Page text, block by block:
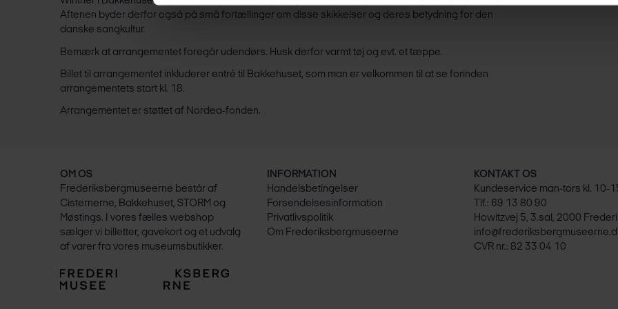
Aftenen byder derfor også på små fortællinger om disse skikkelser og deres betydning for den
danske sangkultur.
Bemærk at arrangementet foregår udendørs. Husk derfor varmt tøj og evt. et tæppe.
Billet til arrangementet inkluderer entré til Bakkehuset, som man er velkommen til at se forinden
arrangementets start kl. 18.
Arrangementet er støttet af Nordea-fonden.
OM OS
Frederiksbergmuseerne består af
Cisternerne, Bakkehuset, STORM og
Møstings. I vores fælles webshop
sælger vi billetter, gavekort og et udvalg
af varer fra vores museumsbutikker.
INFORMATION
Handelsbetingelser
Forsendelsesinformation
Privatlivspolitik
Om Frederiksbergmuseerne
KONTAKT OS
Kundeservice man-tors kl. 10-
Tlf.: 69 13 80 90
Howitzvej 5, 3.sal, 2000
CVR nr.: 82 33 04 10